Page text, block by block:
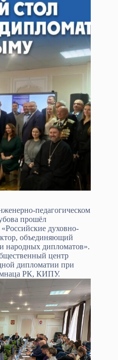
педагогическом
прошёл
духовно-
объединяющий
народных дипломатов».
центр
дипломатии при
РК, КИПУ.